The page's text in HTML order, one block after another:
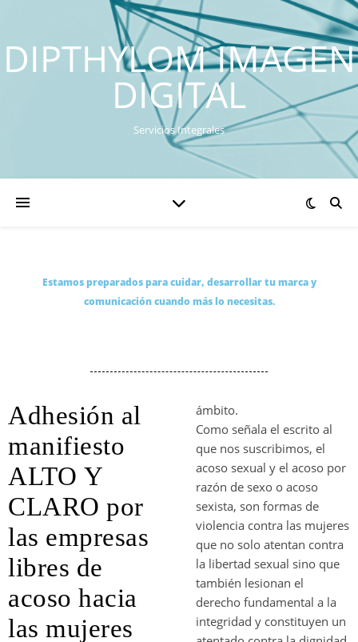
DIPTHYLOM IMAGEN
DIGITAL
Servicios Integrales
Estamos preparados para cuidar, desarrollar tu marca y
comunicación cuando más lo necesitas.
Adhesión al
manifiesto
ALTO Y
CLARO por
las empresas
libres de
acoso hacia
las mujeres
ámbito.
Como señala el escrito al
que nos suscribimos, el
acoso sexual y el acoso por
razón de sexo o acoso
sexista, son formas de
violencia contra las mujeres
que no solo atentan contra
la libertad sexual sino que
también lesionan el
derecho fundamental a la
integridad y constituyen un